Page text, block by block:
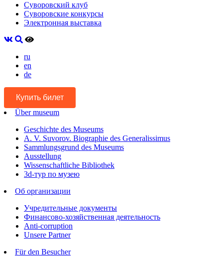
Суворовский клуб
Суворовские конкурсы
Электронная выставка
ru
en
de
Купить билет
Über museum
Geschichte des Museums
A. V. Suvorov. Biographie des Generalissimus
Sammlungsgrund des Museums
Ausstellung
Wissenschaftliche Bibliothek
3d-тур по музею
Об организации
Учредительные документы
Финансово-хозяйственная деятельность
Anti-corruption
Unsere Partner
Für den Besucher